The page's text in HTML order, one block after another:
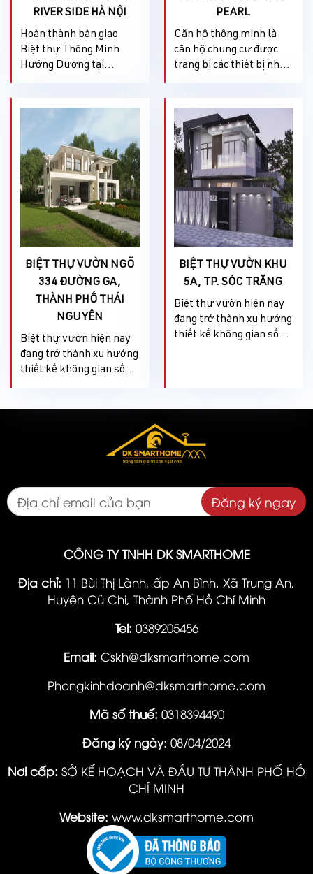
RIVER SIDE HÀ NỘI
Hoàn thành bàn giao
Biệt thự Thông Minh
Hướng Dương tại
SMARTHOMEVN là đơn
vị Cung cấp thiết bị điện
thông minh cùng đồng
hành với Anh/Chị trong
ngôi nhà mới này. Chúc
Anh/Chị & Gia đình Sức
Khỏe, Bình An, Hạnh
Phúc..... Căn Biệt thự...
PEARL
Căn hộ thông minh là
căn hộ chung cư được
trang bị các thiết bị nhà
đại hơn rất nhiều so với
chung cư thông thường.
Với căn hộ chung cư
thông minh, bạn sẽ được
trải nghiệm những tính
năng hiện đại nhất theo
đúng xu hướng nhà
thông minh smarthome
của.
BIỆT THỰ VƯỜN NGÕ
334 ĐƯỜNG GA,
THÀNH PHỐ THÁI
NGUYÊN
Biệt thự vườn hiện nay
đang trở thành xu hướng
thiết kế không gian sống
càng nặng nề hơn thì
không gian sân vườn sẽ
của bạn.. Biệt thự sân
BIỆT THỰ VƯỜN KHU
5A, TP. SÓC TRĂNG
Biệt thự vườn hiện nay
đang trở thành xu hướng
thiết kế không gian sống
càng nặng nề hơn thì
phần nào hạn chế được
ảnh hưởng tới cuộc sống
vườn được thiết...
Đăng ký ngay
CÔNG TY TNHH DK SMARTHOME
Địa chỉ: 11 Bùi Thị Lành, ấp An Bình. Xã Trung An,
Huyện Củ Chi, Thành Phố Hồ Chí Minh
Tel: 0389205456
Email: Cskh@dksmarthome.com
Phongkinhdoanh@dksmarthome.com
Mã số thuế: 0318394490
Đăng ký ngày: 08/04/2024
Nơi cấp: SỞ KẾ HOẠCH VÀ ĐẦU TƯ THÀNH PHỐ HỒ
CHÍ MINH
Website: www.dksmarthome.com